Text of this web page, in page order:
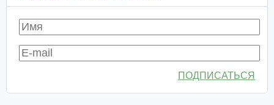
ПОДПИСАТЬСЯ